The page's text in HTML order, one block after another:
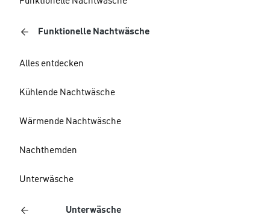
Funktionelle Nachtwäsche
Alles entdecken
Kühlende Nachtwäsche
Wärmende Nachtwäsche
Nachthemden
Unterwäsche
Unterwäsche